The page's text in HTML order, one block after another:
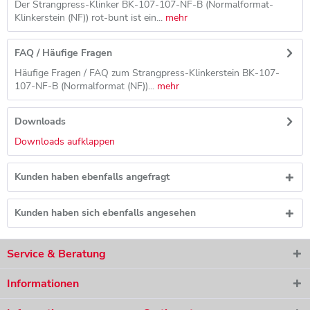
Der Strangpress-Klinker BK-107-107-NF-B (Normalformat-
Klinkerstein (NF)) rot-bunt ist ein... mehr
FAQ / Häufige Fragen
Häufige Fragen / FAQ zum Strangpress-Klinkerstein BK-107-
107-NF-B (Normalformat (NF))... mehr
Downloads
Downloads aufklappen
Kunden haben ebenfalls angefragt
Kunden haben sich ebenfalls angesehen
Service & Beratung
Informationen